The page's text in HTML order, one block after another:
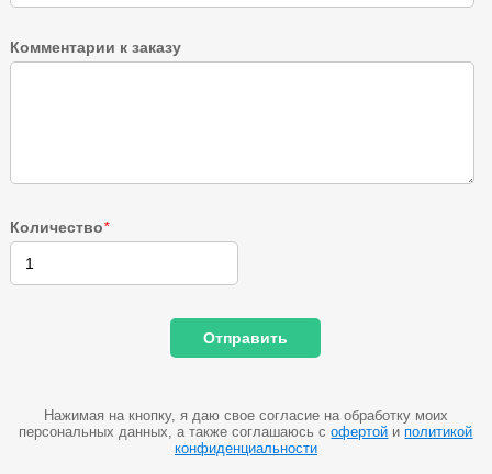
Комментарии к заказу
Количество*
Нажимая на кнопку, я даю свое согласие на обработку моих
персональных данных, а также соглашаюсь софертой иполитикой
конфиденциальности